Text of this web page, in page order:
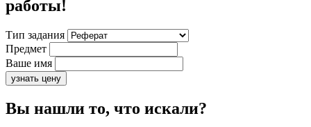
работы!
Тип задания
Предмет
Ваше имя
узнать цену
Вы нашли то, что искали?